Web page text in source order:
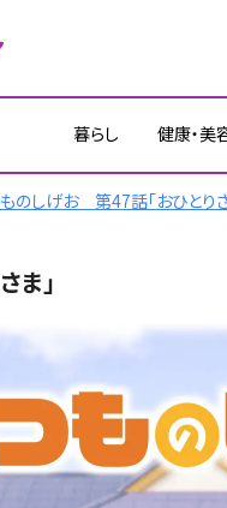
暮らし 健康・美
のしげお 第47話「おひとりさ
ま」